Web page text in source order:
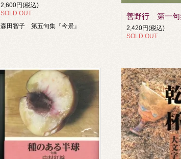
2,600円(税込)
SOLD OUT
森田智子 第五句集『今景』
2,420円(税込)
SOLD OUT